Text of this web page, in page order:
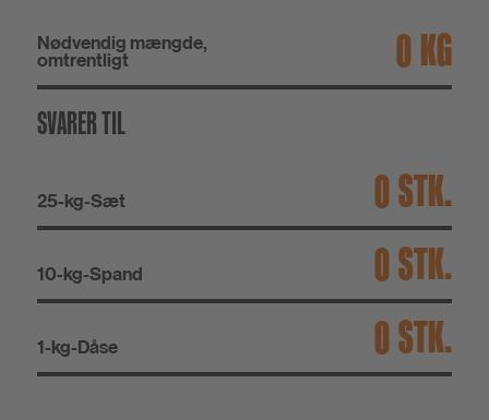
Nødvendig mængde,
omtrentligt KG
SVARER TIL
25-kg-Sæt STK.
10-kg-Spand STK.
1-kg-Dåse STK.